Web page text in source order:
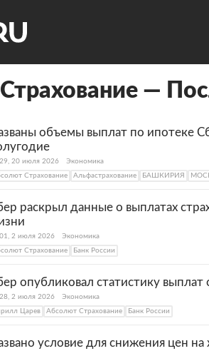
—
объемы выплат по ипотеке
20 июля 2026
Экономика
Страхование
Альфастрахование БАШКИРИЯ
раскрыл данные о выплатах
2 июля 2026
Экономика
Страхование
Банк России
опубликовал статистику
2 июля 2026
Экономика
Царев
Абсолют Страхование Банк России
условие для снижения цен на